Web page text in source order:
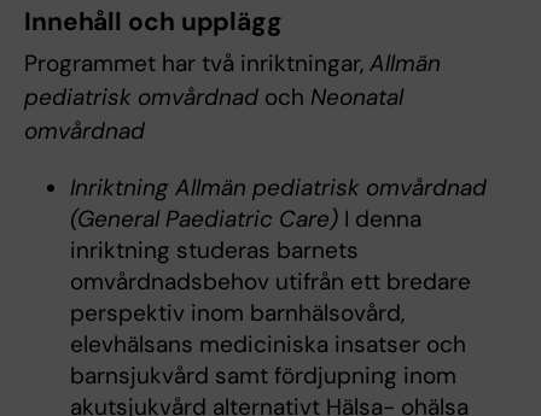
Innehåll och upplägg
Programmet har två inriktningar, Allmän
pediatrisk omvårdnad och Neonatal
omvårdnad
Inriktning Allmän pediatrisk omvårdnad
(General Paediatric Care)I denna
inriktning studeras barnets
omvårdnadsbehov utifrån ett bredare
perspektiv inom barnhälsovård,
elevhälsans mediciniska insatser och
barnsjukvård samt fördjupning inom
akutsjukvård alternativt Hälsa- ohälsa